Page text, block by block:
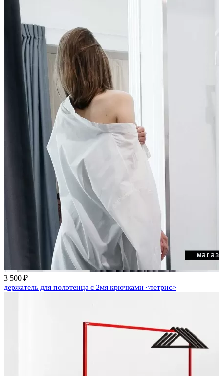
3 500 ₽
держатель для полотенца с 2мя крючками <тетрис>